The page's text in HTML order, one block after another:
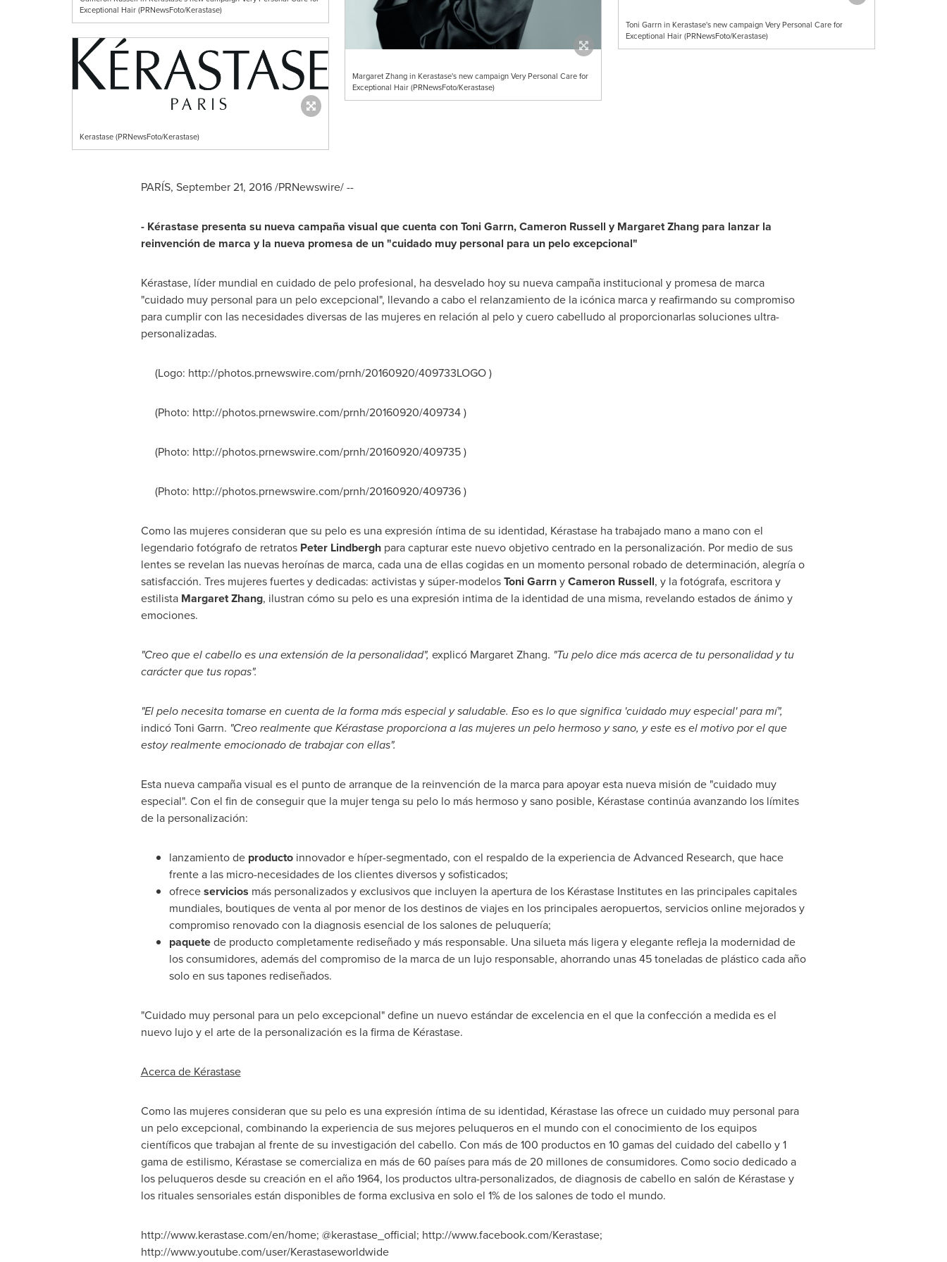
Exceptional Hair (PRNewsFoto/Kerastase)
Margaret Zhang in Kerastase's new campaign Very Personal Care for
Exceptional Hair (PRNewsFoto/Kerastase)
Toni Garrn in Kerastase's new campaign Very Personal Care for
Exceptional Hair (PRNewsFoto/Kerastase)
Kerastase (PRNewsFoto/Kerastase)
PARÍS, September 21, 2016/PRNewswire/ --
- Kérastase presenta su nueva campaña visual que cuenta conToni Garrn,Cameron Russell y Margaret Zhang para lanzar la
reinvención de marca y la nueva promesa de un"cuidado muy personal para un pelo excepcional"
Kérastase, líder mundial en cuidado de pelo profesional, ha desvelado hoy su nueva campaña institucional y promesa de marca
"cuidado muy personal para un pelo excepcional", llevando a cabo el relanzamiento de la icónica marca y reafirmando su compromiso
para cumplir con las necesidades diversas de las mujeres en relación al pelo y cuero cabelludo al proporcionarlas soluciones ultra-
personalizadas.
(Logo: http://photos.prnewswire.com/prnh/20160920/409733LOGO )
(Photo: http://photos.prnewswire.com/prnh/20160920/409734 )
(Photo: http://photos.prnewswire.com/prnh/20160920/409735 )
(Photo: http://photos.prnewswire.com/prnh/20160920/409736 )
Como las mujeres consideran que su pelo es una expresión íntima de su identidad, Kérastase ha trabajado mano a mano con el
legendario fotógrafo de retratos Peter Lindberghpara capturar este nuevo objetivo centrado en la personalización. Por medio de sus
lentes se revelan las nuevas heroínas de marca, cada una de ellas cogidas en un momento personal robado de determinación, alegría o
satisfacción. Tres mujeres fuertes y dedicadas: activistas y súper-modelosToni GarrnyCameron Russell, y la fotógrafa, escritora y
estilista Margaret Zhang, ilustran cómo su pelo es una expresión intima de la identidad de una misma, revelando estados de ánimo y
emociones.
"Creo que el cabello es una extensión de la personalidad", explicó Margaret Zhang. "Tu pelo dice más acerca de tu personalidad y tu
carácter que tus ropas".
"El pelo necesita tomarse en cuenta de la forma más especial y saludable. Eso es lo que significa 'cuidado muy especial'para mí",
indicó Toni Garrn. "Creo realmente queKérastaseproporciona a las mujeres un pelo hermoso y sano, y este es el motivo por el que
estoy realmente emocionado de trabajar con ellas".
Esta nueva campaña visual es el punto de arranque de la reinvención de la marca para apoyar esta nueva misión de "cuidado muy
especial". Con el fin de conseguir que la mujer tenga su pelo lo más hermoso y sano posible, Kérastase continúa avanzando los límites
de la personalización:
lanzamiento de productoinnovador e híper-segmentado, con el respaldo de la experiencia de Advanced Research, que hace
frente a las micro-necesidades de los clientes diversos y sofisticados;
ofreceservicios más personalizados y exclusivos que incluyen la apertura de los Kérastase Institutes en las principales capitales
mundiales, boutiques de venta al por menor de los destinos de viajes en los principales aeropuertos, servicios online mejorados y
compromiso renovado con la diagnosis esencial de los salones de peluquería;
paquetede producto completamente rediseñado y más responsable. Una silueta más ligera y elegante refleja la modernidad de
los consumidores, además del compromiso de la marca de un lujo responsable, ahorrando unas 45 toneladas de plástico cada año
solo en sus tapones rediseñados.
"Cuidado muy personal para un pelo excepcional" define un nuevo estándar de excelencia en el que la confección a medida es el
nuevo lujo y el arte de la personalización es la firma de Kérastase.
Acerca deKérastase
Como las mujeres consideran que su pelo es una expresión íntima de su identidad, Kérastase las ofrece un cuidado muy personal para
un pelo excepcional, combinando la experiencia de sus mejores peluqueros en el mundo con el conocimiento de los equipos
científicos que trabajan al frente de su investigación del cabello. Con más de 100 productos en 10 gamas del cuidado del cabello y 1
gama de estilismo, Kérastase se comercializa en más de 60 países para más de 20 millones de consumidores. Como socio dedicado a
los peluqueros desde su creación en el año 1964, los productos ultra-personalizados, de diagnosis de cabello en salón de Kérastase y
los rituales sensoriales están disponibles de forma exclusiva en solo el 1% de los salones de todo el mundo.
http://www.kerastase.com/en/home; @kerastase_official; http://www.facebook.com/Kerastase;
http://www.youtube.com/user/Kerastaseworldwide